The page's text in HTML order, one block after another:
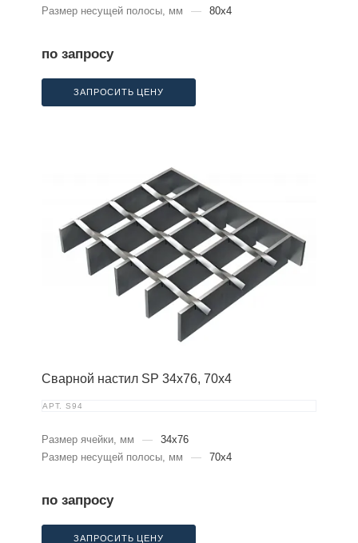
Размер несущей полосы, мм
— 80x4
по запросу
ЗАПРОСИТЬ ЦЕНУ
Сварной настил SP 34х76, 70х4
АРТ. S94
Размер ячейки, мм —
34x76
Размер несущей полосы, мм
— 70x4
по запросу
ЗАПРОСИТЬ ЦЕНУ